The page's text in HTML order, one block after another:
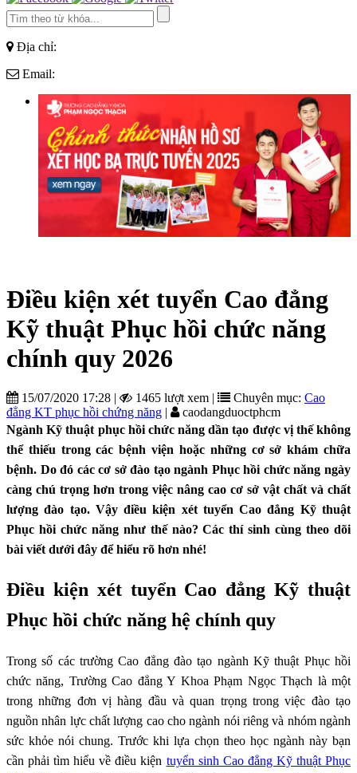
Địa chỉ:
Email:
Điều kiện xét tuyển Cao đẳng
Kỹ thuật Phục hồi chức năng
chính quy 2026
15/07/2020 17:28 | 1465 lượt xem | Chuyên mục: Cao
đẳng KT phục hồi chứng năng |
caodangduoctphcm
Ngành Kỹ thuật phục hồi chức năng dần tạo được vị thế không
thể thiếu trong các bệnh viện hoặc những cơ sở khám chữa
bệnh. Do đó các cơ sở đào tạo ngành Phục hồi chức năng ngày
càng chú trọng hơn trong việc nâng cao cơ sở vật chất và chất
lượng đào tạo. Vậy điều kiện xét tuyển Cao đẳng Kỹ thuật
Phục hồi chức năng như thế nào? Các thí sinh cùng theo dõi
bài viết dưới đây để hiểu rõ hơn nhé!
Điều kiện xét tuyển Cao đẳng Kỹ thuật
Phục hồi chức năng hệ chính quy
Trong số các trường Cao đẳng đào tạo ngành Kỹ thuật Phục hồi
chức năng, Trường Cao đẳng Y Khoa Phạm Ngọc Thạch là một
trong những đơn vị hàng đầu và quan trọng trong việc đào tạo
nguồn nhân lực chất lượng cao cho ngành nói riêng và nhóm ngành
sức khỏe nói chung. Trước khi lựa chọn theo học ngành này bạn
cần phải tìm hiểu về điều kiện tuyển sinh Cao đẳng Kỹ thuật Phục